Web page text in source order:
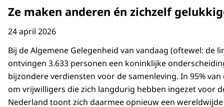
Ze maken anderen én zichzelf
24 april 2026
Bij de Algemene Gelegenheid van vandaag (oftewel: de
ontvingen 3.633 personen een koninklijke
bijzondere verdiensten voor de samenleving. In 95%
om vrijwilligers die zich langdurig hebben ingezet voor
Nederland toont zich daarmee opnieuw een